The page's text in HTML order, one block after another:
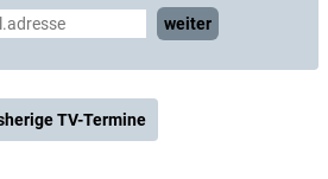
weiter
TV-Termine